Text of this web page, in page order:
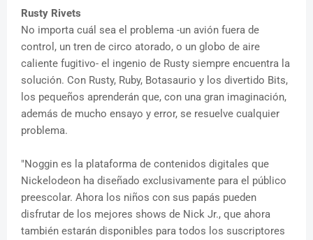
Rusty Rivets
No importa cuál sea el problema -un avión fuera de
control, un tren de circo atorado, o un globo de aire
caliente fugitivo- el ingenio de Rusty siempre encuentra la
solución. Con Rusty, Ruby, Botasaurio y los divertido Bits,
los pequeños aprenderán que, con una gran imaginación,
además de mucho ensayo y error, se resuelve cualquier
problema.
"Noggin es la plataforma de contenidos digitales que
Nickelodeon ha diseñado exclusivamente para el público
preescolar. Ahora los niños con sus papás pueden
disfrutar de los mejores shows de Nick Jr., que ahora
también estarán disponibles para todos los suscriptores